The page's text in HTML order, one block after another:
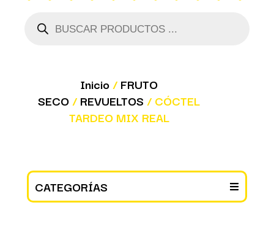
Inicio/ FRUTO
SECO/ REVUELTOS / CÓCTEL
TARDEO MIX REAL
CATEGORÍAS